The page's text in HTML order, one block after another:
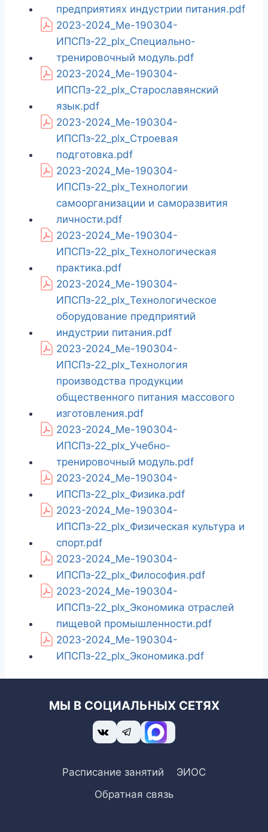
предприятиях индустрии питания.pdf
2023-2024_Ме-190304-
ИПСПз-22_plx_Специально-
тренировочный модуль.pdf
2023-2024_Ме-190304-
ИПСПз-22_plx_Старославянский
язык.pdf
2023-2024_Ме-190304-
ИПСПз-22_plx_Строевая
подготовка.pdf
2023-2024_Ме-190304-
ИПСПз-22_plx_Технологии
самоорганизации и саморазвития
личности.pdf
2023-2024_Ме-190304-
ИПСПз-22_plx_Технологическая
практика.pdf
2023-2024_Ме-190304-
ИПСПз-22_plx_Технологическое
оборудование предприятий
индустрии питания.pdf
2023-2024_Ме-190304-
ИПСПз-22_plx_Технология
производства продукции
общественного питания массового
изготовления.pdf
2023-2024_Ме-190304-
ИПСПз-22_plx_Учебно-
тренировочный модуль.pdf
2023-2024_Ме-190304-
ИПСПз-22_plx_Физика.pdf
2023-2024_Ме-190304-
ИПСПз-22_plx_Физическая культура и
спорт.pdf
2023-2024_Ме-190304-
ИПСПз-22_plx_Философия.pdf
2023-2024_Ме-190304-
ИПСПз-22_plx_Экономика отраслей
пищевой промышленности.pdf
2023-2024_Ме-190304-
ИПСПз-22_plx_Экономика.pdf
МЫ В СОЦИАЛЬНЫХ СЕТЯХ
Расписание занятий
ЭИОС
Обратная связь